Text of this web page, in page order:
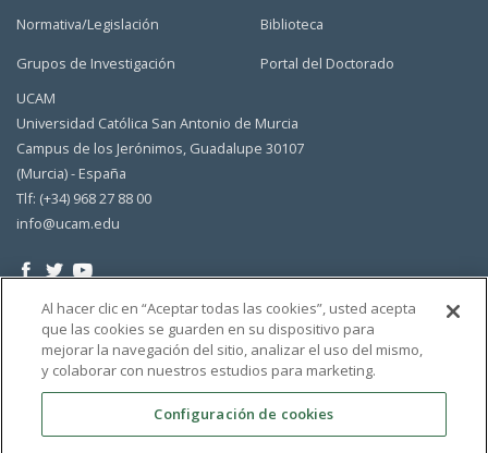
Normativa/Legislación
Grupos de Investigación
Biblioteca
Portal del Doctorado
UCAM
Universidad Católica San Antonio de Murcia
Campus de los Jerónimos, Guadalupe 30107
(Murcia) - España
Tlf: (+34) 968 27 88 00
info@ucam.edu
Al hacer clic en “Aceptar todas las cookies”, usted acepta
que las cookies se guarden en su dispositivo para
mejorar la navegación del sitio, analizar el uso del mismo,
y colaborar con nuestros estudios para marketing.
Configuración de cookies